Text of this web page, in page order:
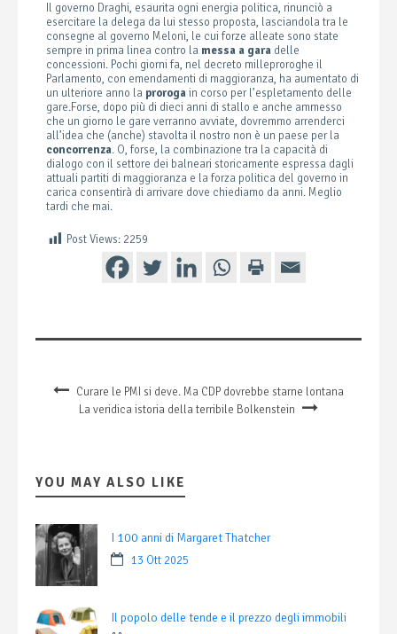
Il governo Draghi, esaurita ogni energia politica, rinunciò a
esercitare la delega da lui stesso proposta, lasciandola tra le
consegne al governo Meloni, le cui forze alleate sono state
sempre in prima linea contro la messa a gara delle
concessioni. Pochi giorni fa, nel decreto milleproroghe il
Parlamento, con emendamenti di maggioranza, ha aumentato di
un ulteriore anno la prorogain corso per l’espletamento delle
gare.Forse, dopo più di dieci anni di stallo e anche ammesso
che un giorno le gare verranno avviate, dovremmo arrenderci
all’idea che (anche) stavolta il nostro non è un paese per la
concorrenza. O, forse, la combinazione tra la capacità di
dialogo con il settore dei balneari storicamente espressa dagli
attuali partiti di maggioranza e la forza politica del governo in
carica consentirà di arrivare dove chiediamo da anni. Meglio
tardi che mai.
Post Views: 2259
Curare le PMI si deve. Ma CDP dovrebbe starne lontana
La veridica istoria della terribile Bolkenstein
YOU MAY ALSO LIKE
I 100 anni di Margaret Thatcher
13 Ott 2025
Il popolo delle tende e il prezzo degli immobili